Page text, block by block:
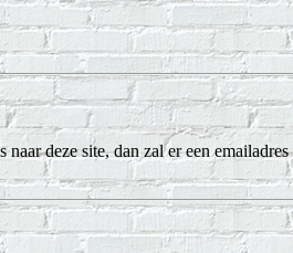
deze site, dan zal er een